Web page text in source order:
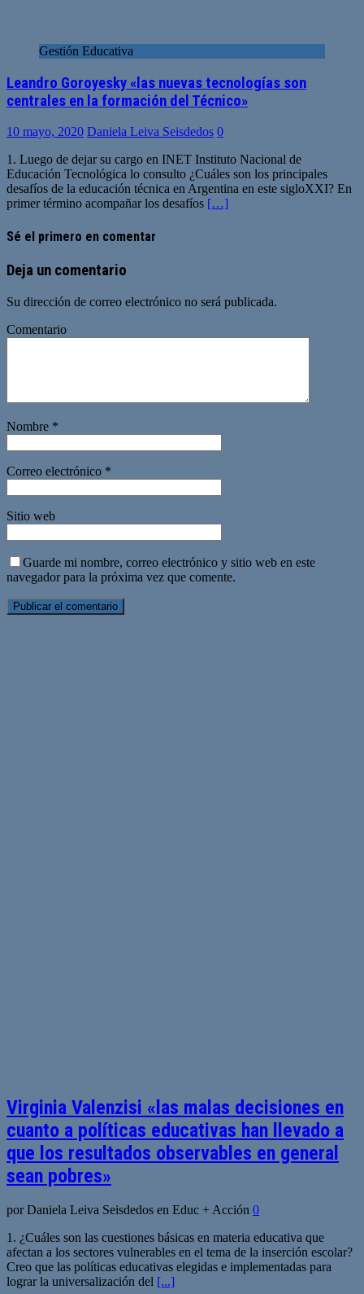
Gestión Educativa
Leandro Goroyesky «las nuevas tecnologías son
centrales en la formación del Técnico»
10 mayo, 2020 Daniela Leiva Seisdedos 0
1. Luego de dejar su cargo en INET Instituto Nacional de
Educación Tecnológica lo consulto ¿Cuáles son los principales
desafíos de la educación técnica en Argentina en este sigloXXI? En
primer término acompañar los desafíos […]
Sé el primero en comentar
Deja un comentario
Su dirección de correo electrónico no será publicada.
Comentario
Nombre *
Correo electrónico *
Sitio web
Guarde mi nombre, correo electrónico y sitio web en este
navegador para la próxima vez que comente.
Virginia Valenzisi «las malas decisiones en
cuanto a políticas educativas han llevado a
que los resultados observables en general
sean pobres»
por Daniela Leiva Seisdedos en Educ + Acción 0
1. ¿Cuáles son las cuestiones básicas en materia educativa que
afectan a los sectores vulnerables en el tema de la inserción escolar?
Creo que las políticas educativas elegidas e implementadas para
lograr la universalización del [...]